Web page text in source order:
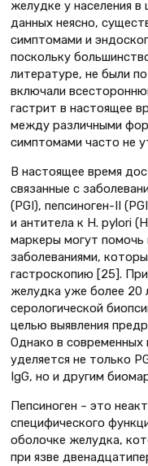
желудке у населения
данных неясно,
симптомами и
поскольку
литературе, не были
включали
гастрит в настоящее
между различными
симптомами часто не
В настоящее время
связанные с
(PGI), пепсиноген-II
и антитела к H. pylori
маркеры могут
заболеваниями,
гастроскопию [25].
желудка уже более 20
серологической
целью выявления
Однако в современных
уделяется не только
IgG, но и другим
Пепсиноген – это
специфического
оболочке желудка,
при язве